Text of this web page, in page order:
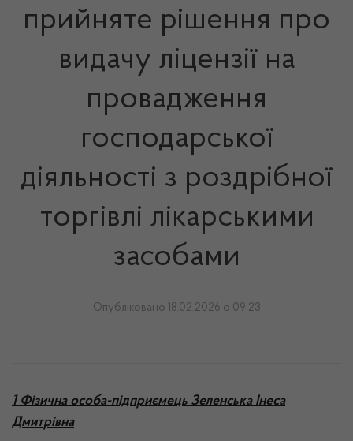
прийняте рішення про
видачу ліцензії на
провадження
господарської
діяльності з роздрібної
торгівлі лікарськими
засобами
Опубліковано 18.02.2026 о 09:23
1 Фізична особа-підприємець Зеленська Інеса
Дмитрівна